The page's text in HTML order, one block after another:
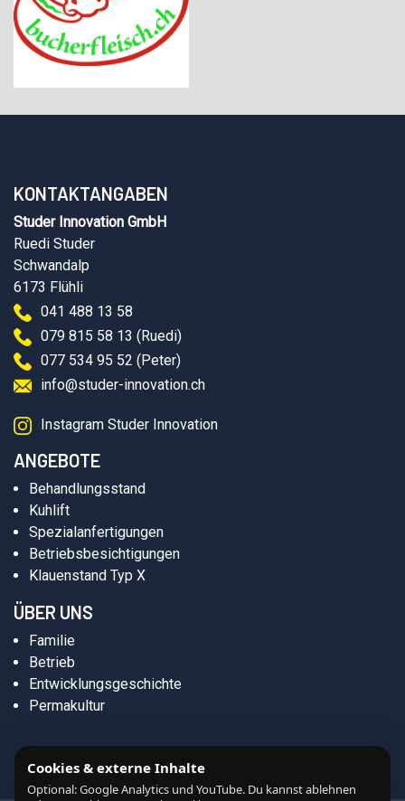
KONTAKTANGABEN
Studer Innovation GmbH
Ruedi Studer
Schwandalp
6173 Flühli
041 488 13 58
079 815 58 13 (Ruedi)
077 534 95 52 (Peter)
info@studer-innovation.ch
Instagram Studer Innovation
ANGEBOTE
Behandlungsstand
Kuhlift
Spezialanfertigungen
Betriebsbesichtigungen
Klauenstand Typ X
ÜBER UNS
Familie
Betrieb
Entwicklungsgeschichte
Permakultur
Cookies & externe Inhalte
Optional: Google Analytics und YouTube. Du kannst ablehnen